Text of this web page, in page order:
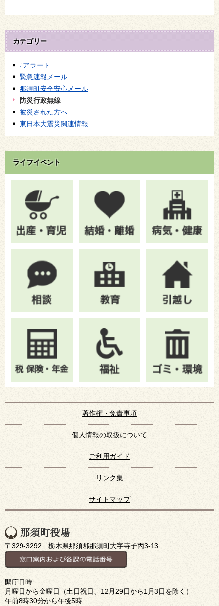
カテゴリー
Jアラート
緊急速報メール
那須町安全安心メール
防災行政無線
被災された方へ
東日本大震災関連情報
ライフイベント
著作権・免責事項
個人情報の取扱について
ご利用ガイド
リンク集
サイトマップ
〒329-3292 栃木県那須郡那須町大字寺子丙3-13
開庁日時
月曜日から金曜日（土日祝日、12月29日から1月3日を除く）
午前8時30分から午後5時